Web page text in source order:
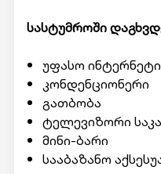
სასტუმროში
უფასო
კონდენციონერი
გათბობა
ტელევიზორი
მინი-ბარი
სააბაზანო